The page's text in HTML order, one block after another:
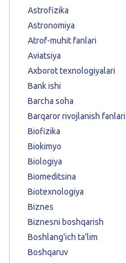
Astrofizika
Astronomiya
Atrof-muhit fanlari
Aviatsiya
Axborot texnologiyalari
Bank ishi
Barcha soha
Barqaror rivojlanish fanlari
Biofizika
Biokimyo
Biologiya
Biomeditsina
Biotexnologiya
Biznes
Biznesni boshqarish
Boshlang'ich ta'lim
Boshqaruv